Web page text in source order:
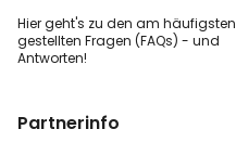
Hier geht's zu den am häufigsten
gestellten Fragen (FAQs) - und
Antworten!
Partnerinfo